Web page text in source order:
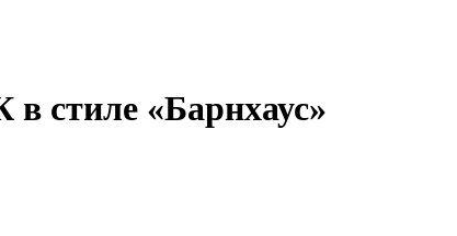
стиле «Барнхаус»